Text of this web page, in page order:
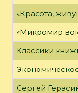
«Красота,
«Микромир
Классики
Сергей